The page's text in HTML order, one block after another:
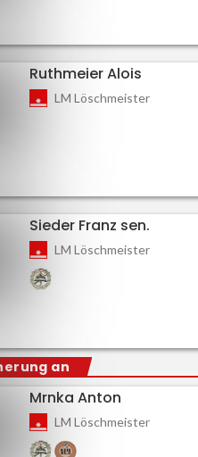
Ruthmeier Alois
LM Löschmeister
Sieder Franz sen.
LM Löschmeister
an
Mrnka Anton
LM Löschmeister